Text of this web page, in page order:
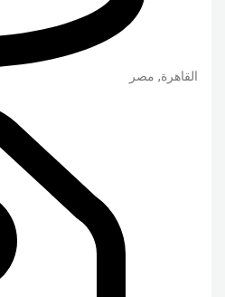
القاهرة, مصر